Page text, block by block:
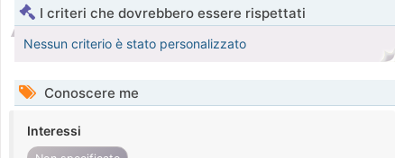
I criteri che dovrebbero essere rispettati
Nessun criterio è stato personalizzato
Conoscere me
Interessi